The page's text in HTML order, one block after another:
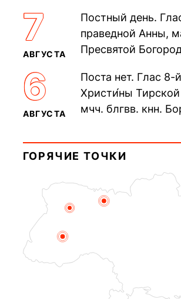
Печерского, в
пещерах...
7
АВГУСТА
Постный день.
праведной Анны,
Пресвятой
прп. Евпракси́и
6
АВГУСТА
Поста нет. Глас 8-
Христи́ны
мчч. блгвв. кнн.
Дави́да (1015).
ГОРЯЧИЕ ТОЧКИ